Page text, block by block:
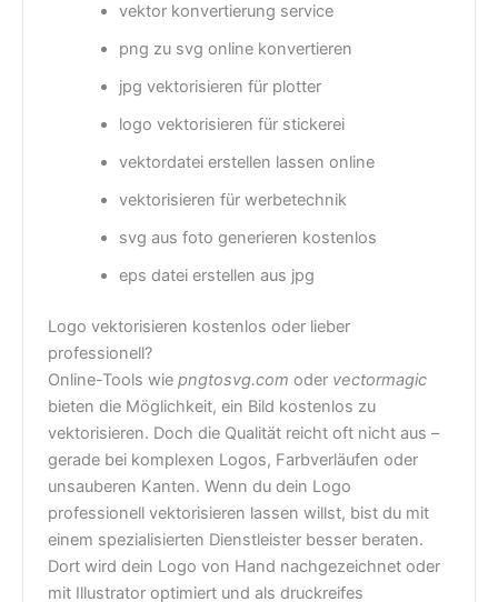
vektor konvertierung service
png zu svg online konvertieren
jpg vektorisieren für plotter
logo vektorisieren für stickerei
vektordatei erstellen lassen online
vektorisieren für werbetechnik
svg aus foto generieren kostenlos
eps datei erstellen aus jpg
Logo vektorisieren kostenlos oder lieber
professionell?
Online-Tools wie pngtosvg.com oder vectormagic
bieten die Möglichkeit, ein Bild kostenlos zu
vektorisieren. Doch die Qualität reicht oft nicht aus –
gerade bei komplexen Logos, Farbverläufen oder
unsauberen Kanten. Wenn du dein Logo
professionell vektorisieren lassen willst, bist du mit
einem spezialisierten Dienstleister besser beraten.
Dort wird dein Logo von Hand nachgezeichnet oder
mit Illustrator optimiert und als druckreifes